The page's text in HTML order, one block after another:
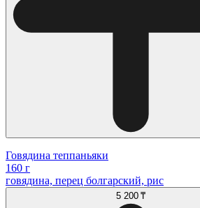
Говядина теппаньяки
160 г
говядина, перец болгарский, рис
5 200 ₸